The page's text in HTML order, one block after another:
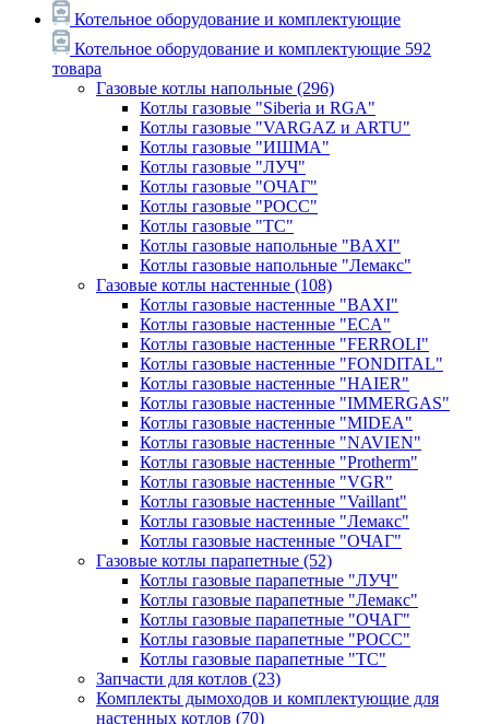
Котельное оборудование и комплектующие
Котельное оборудование и комплектующие 592
товара
Газовые котлы напольные (296)
Котлы газовые "Siberia и RGA"
Котлы газовые "VARGAZ и ARTU"
Котлы газовые "ИШМА"
Котлы газовые "ЛУЧ"
Котлы газовые "ОЧАГ"
Котлы газовые "РОСС"
Котлы газовые "ТС"
Котлы газовые напольные "BAXI"
Котлы газовые напольные "Лемакс"
Газовые котлы настенные (108)
Котлы газовые настенные "BAXI"
Котлы газовые настенные "ECA"
Котлы газовые настенные "FERROLI"
Котлы газовые настенные "FONDITAL"
Котлы газовые настенные "HAIER"
Котлы газовые настенные "IMMERGAS"
Котлы газовые настенные "MIDEA"
Котлы газовые настенные "NAVIEN"
Котлы газовые настенные "Protherm"
Котлы газовые настенные "VGR"
Котлы газовые настенные "Vaillant"
Котлы газовые настенные "Лемакс"
Котлы газовые настенные "ОЧАГ"
Газовые котлы парапетные (52)
Котлы газовые парапетные "ЛУЧ"
Котлы газовые парапетные "Лемакс"
Котлы газовые парапетные "ОЧАГ"
Котлы газовые парапетные "РОСС"
Котлы газовые парапетные "ТС"
Запчасти для котлов (23)
Комплекты дымоходов и комплектующие для
настенных котлов (70)